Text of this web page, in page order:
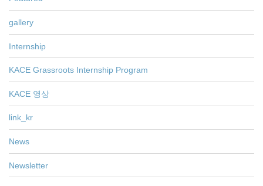
gallery
Internship
KACE Grassroots Internship Program
KACE 영상
link_kr
News
Newsletter